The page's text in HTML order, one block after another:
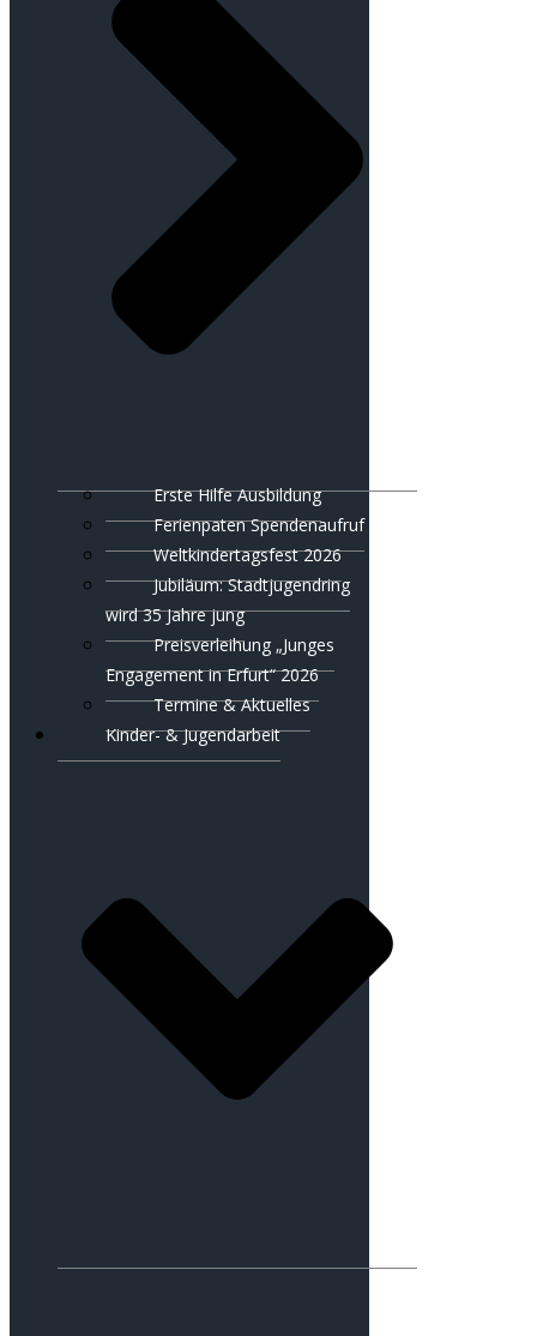
Erste Hilfe Ausbildung
Ferienpaten Spendenaufruf
Weltkindertagsfest 2026
Jubiläum: Stadtjugendring
wird 35 Jahre jung
Preisverleihung „Junges
Engagement in Erfurt“ 2026
Termine & Aktuelles
Kinder- & Jugendarbeit